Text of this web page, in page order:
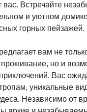
вас. Встречайте
и уютном
горных пейзажей.
вам не
но и
Вас
уникальные
Независимо от